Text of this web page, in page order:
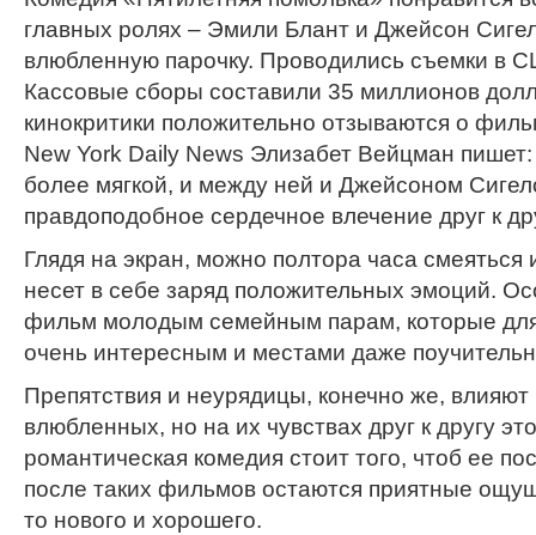
главных ролях – Эмили Блант и Джейсон
влюбленную парочку. Проводились съемки в
Кассовые сборы составили 35 миллионов
кинокритики положительно отзываются о
New York Daily News Элизабет Вейцман
более мягкой, и между ней и Джейсоном
правдоподобное сердечное влечение друг к
Глядя на экран, можно полтора часа смеяться
несет в себе заряд положительных эмоций.
фильм молодым семейным парам, которые
очень интересным и местами даже
Препятствия и неурядицы, конечно же,
влюбленных, но на их чувствах друг к другу
романтическая комедия стоит того, чтоб ее
после таких фильмов остаются приятные
то нового и хорошего.